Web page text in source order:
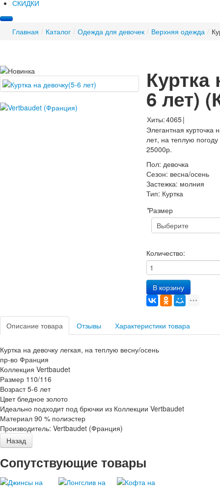
СКИДКИ
Главная / Каталог / Одежда для девочек / Верхняя одежда /
Куртка
6 лет)
Хиты:4065|
Элегантная курточка
лет, на теплую погоду
25000р.
Пол: девочка
Сезон: весна/осень
Застежка: молния
Тип: Куртка
*Размер
Количество:
В корзину
Описание товара Отзывы Характеристики товара
Куртка на девочку легкая, на теплую весну/осень
пр-во Франция
Коллекция Vertbaudet
Размер 110/116
Возраст 5-6 лет
Цвет бледное золото
Идеально подходит под брючки из Коллекции Vertbaudet
Материал 90 % полиэстер
Производитель: Vertbaudet (Франция)
Сопутствующие товары